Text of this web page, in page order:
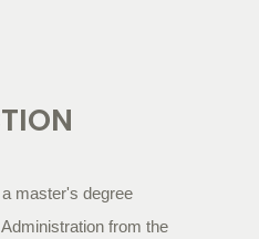
master's degree
from the